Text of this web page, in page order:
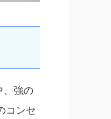
、強の
コンセ